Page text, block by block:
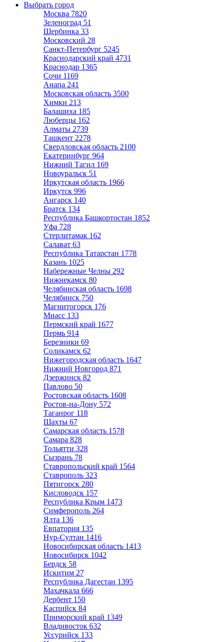
Выбрать город
Москва 7820
Зеленоград 51
Щербинка 33
Московский 28
Санкт-Петербург 5245
Краснодарский край 4731
Краснодар 1365
Сочи 1169
Анапа 241
Московская область 3500
Химки 213
Балашиха 185
Люберцы 162
Алматы 2739
Ташкент 2278
Свердловская область 2100
Екатеринбург 964
Нижний Тагил 169
Новоуральск 51
Иркутская область 1966
Иркутск 996
Ангарск 140
Братск 134
Республика Башкортостан 1852
Уфа 728
Стерлитамак 162
Салават 63
Республика Татарстан 1778
Казань 1025
Набережные Челны 292
Нижнекамск 80
Челябинская область 1698
Челябинск 750
Магнитогорск 176
Миасс 133
Пермский край 1677
Пермь 914
Березники 69
Соликамск 62
Нижегородская область 1647
Нижний Новгород 871
Дзержинск 82
Павлово 50
Ростовская область 1608
Ростов-на-Дону 572
Таганрог 118
Шахты 67
Самарская область 1578
Самара 828
Тольятти 328
Сызрань 78
Ставропольский край 1564
Ставрополь 323
Пятигорск 280
Кисловодск 157
Республика Крым 1473
Симферополь 264
Ялта 136
Евпатория 135
Нур-Султан 1416
Новосибирская область 1413
Новосибирск 1042
Бердск 58
Искитим 27
Республика Дагестан 1395
Махачкала 666
Дербент 150
Каспийск 84
Приморский край 1349
Владивосток 632
Уссурийск 133